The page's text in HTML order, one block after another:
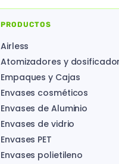
PRODUCTOS
Airless
Atomizadores y
Empaques y Cajas
Envases cosméticos
Envases de Aluminio
Envases de vidrio
Envases PET
Envases polietileno